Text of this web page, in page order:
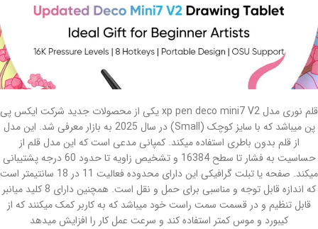
قلم نوری مدل xp pen deco mini7 V2 یکی از محصولات جدید شرکت ایکس پی
پن میباشد که با سایز کوچک (Small) در سال 2025 به بازار معرفی شد. این مدل
از قلم بدون باطری استفاده میکند. کمپانی مدعی است که این مدل قلم از
حساسیت به فشار تا سطح 16384 و تشخیص زاویه تا حدود 60 درجه پشتیبانی
میکند. صفحه یا تبلت گرافیکی این دارای محدوده فعالیت 11 در 18 سانتیمتر است
که اندازه قابل توجه و مناسبی برای حمل و نقل است. همچنین دارای 8 کلید میانبر
قابل تنظیم و در قسمت سمت راست خود میباشد که به کاربر کمک میکنند که از
کیبورد و موس کمتر استفاده کند و سرعت عمل کار را افزایش میدهد